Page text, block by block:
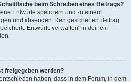
beim Schreiben eines Beitrags?
Entwürfe speichern und zu einem
und absenden. Den gesicherten Beitrag
Entwürfe verwalten“ in deinem
freigegeben werden?
haben, dass in dem Forum, in dem